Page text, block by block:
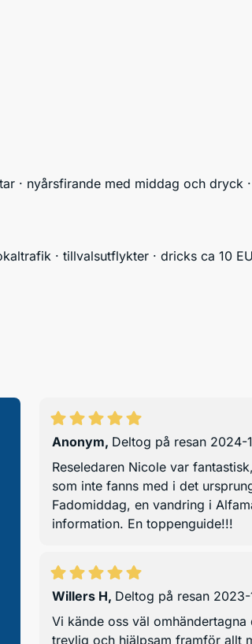
· nyårsfirande med middag och dryck
· tillvalsutflykter · dricks ca 10
Anonym, Deltog på resan 2024-
Reseledaren Nicole var
som inte fanns med i det
Fadomiddag, en vandring i
information. En toppenguide!!!
Willers H, Deltog på resan
Vi kände oss väl
trevlig och hjälpsam framför allt